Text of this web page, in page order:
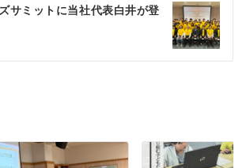
サミットに当社代表白井が登